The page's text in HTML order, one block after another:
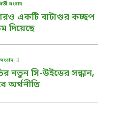
সংবাদ
একটি বাটাগুর কচ্ছপ
দিয়েছে
নতুন সি-উইডের সন্ধান,
অর্থনীতি